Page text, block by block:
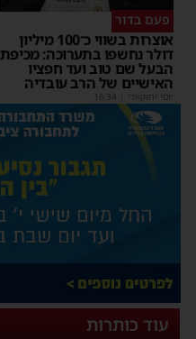
פעם בדור
אוצרות בשווי כ־100 מיליון
דולר נחשפו בתערוכה: מכיפת
הבעל שם טוב ועד חפציו
האישיים של הרב עובדיה
יוסי יחזקאלי 16:34
עוד כותרות